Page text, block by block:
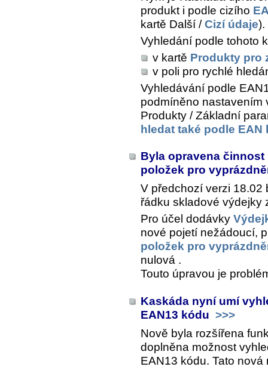
produkt i podle cizího
kartě Další / Cizí údaje).
Vyhledání podle tohoto
v kartě Produkty pro
v poli pro rychlé
Vyhledávání podle
podmíněno nastavením
Produkty / Základní
hledat také podle EAN
Byla opravena
položek pro
V předchozí verzi 18.02
řádku skladové výdejky
Pro účel dodávky
nové pojetí nežádoucí,
položek pro
nulová .
Touto úpravou je
Kaskáda nyní umí
EAN13 kódu >>>
Nově byla rozšířena
doplněna možnost
EAN13 kódu. Tato